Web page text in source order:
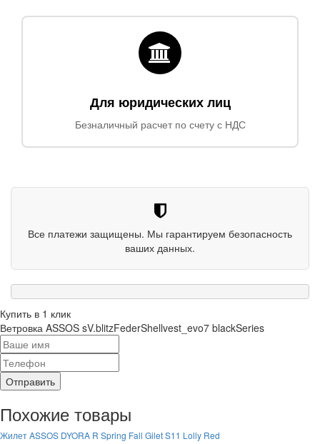
Для юридических лиц
Безналичный расчет по счету с НДС
Все платежи защищены. Мы гарантируем безопасность
ваших данных.
Купить в 1 клик
Ветровка ASSOS sV.blitzFederShellvest_evo7 blackSeries
Отправить
Похожие товары
Жилет ASSOS DYORA R Spring Fall Gilet S11 Lolly Red